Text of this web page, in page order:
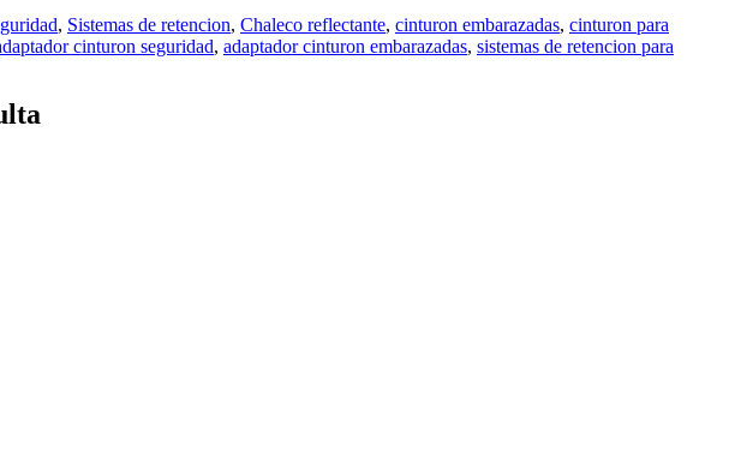
, Sistemas de retencion, Chaleco reflectante, cinturon embarazadas, cinturon para
cinturon seguridad, adaptador cinturon embarazadas, sistemas de retencion para